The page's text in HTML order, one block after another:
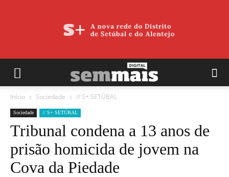
Início Sociedade // S+ SETÚBAL
Sociedade // S+ SETÚBAL
Tribunal condena a 13 anos de
prisão homicida de jovem na
Cova da Piedade